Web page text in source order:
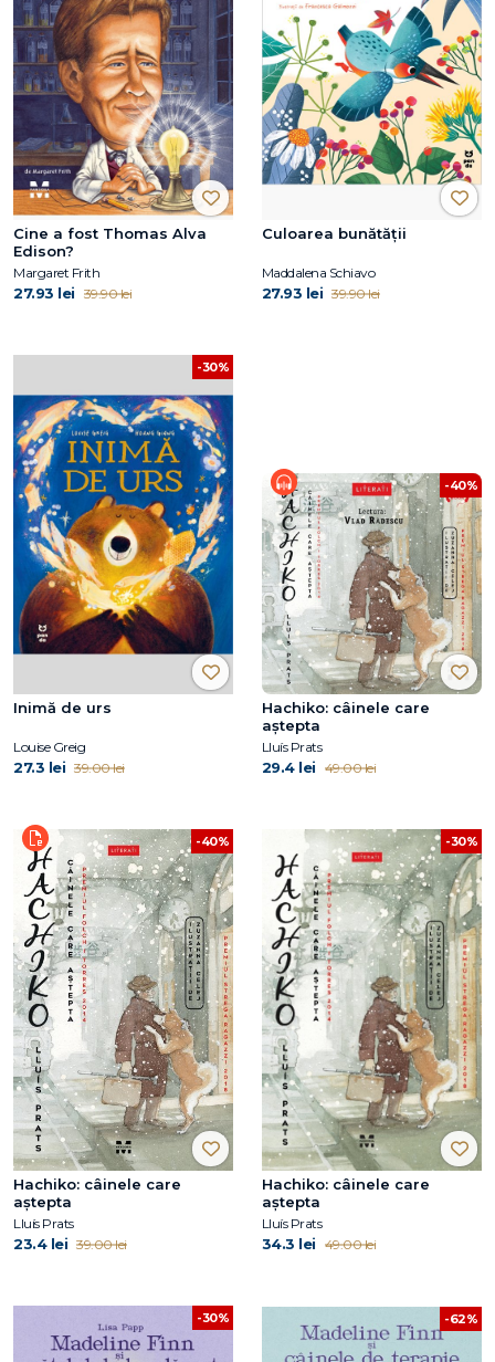
Cine a fost Thomas Alva
Edison?
Margaret Frith
27.93 lei 39.90 lei
Culoarea bunătății
Maddalena Schiavo
27.93 lei 39.90 lei
-30%
Inimă de urs
Louise Greig
27.3 lei 39.00 lei
-40%
Hachiko: câinele care
aştepta
Lluís Prats
29.4 lei 49.00 lei
-40%
Hachiko: câinele care
aştepta
Lluís Prats
23.4 lei 39.00 lei
-30%
Hachiko: câinele care
aştepta
Lluís Prats
34.3 lei 49.00 lei
-30% -62%